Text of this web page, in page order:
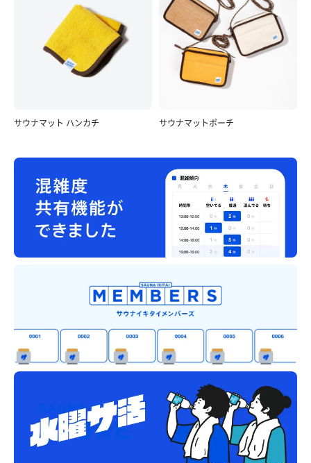
サウナマット ハンカチ サウナマットポーチ